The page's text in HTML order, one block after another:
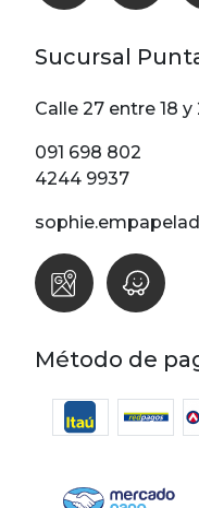
Sucursal
Calle 27 entre 18 y
091 698 802
4244 9937
Método de